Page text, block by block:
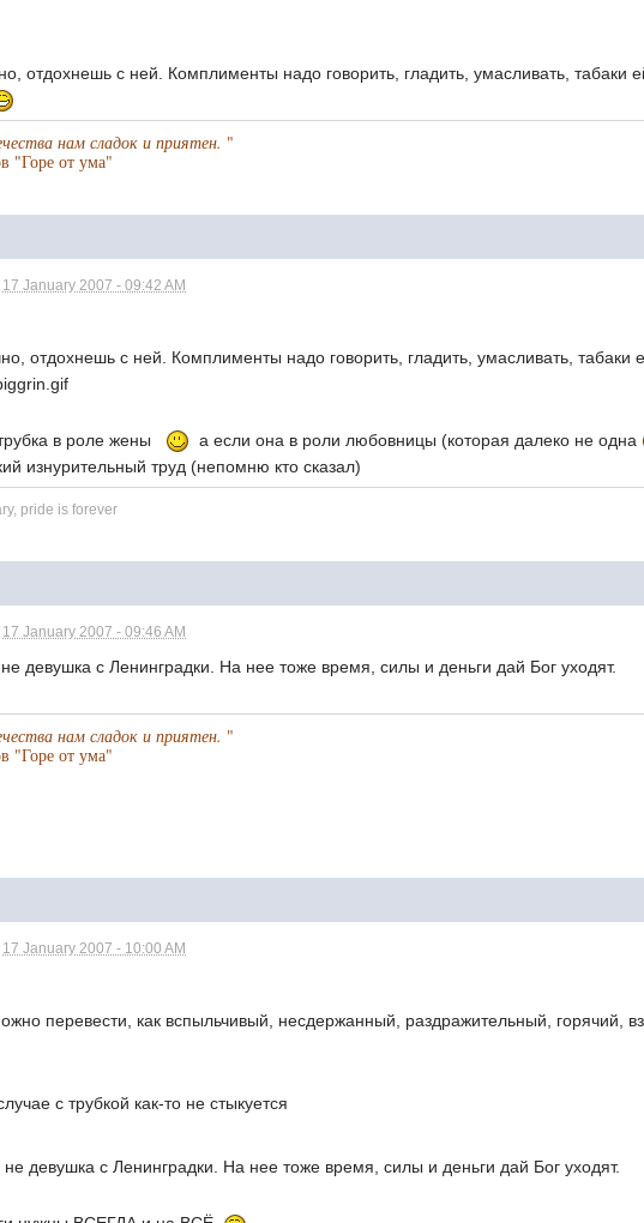
отдохнешь с ней. Комплименты надо говорить, гладить, умасливать,
нам сладок и приятен. "
"Горе от ума"
17 January 2007 - 09:42 AM
отдохнешь с ней. Комплименты надо говорить, гладить, умасливать,
в роле жены а если она в роли любовницы (которая далеко не одна
изнурительный труд (непомню кто сказал)
pride is forever
17 January 2007 - 09:46 AM
девушка с Ленинградки. На нее тоже время, силы и деньги дай Бог уходят.
нам сладок и приятен. "
"Горе от ума"
17 January 2007 - 10:00 AM
перевести, как вспыльчивый, несдержанный, раздражительный, горячий,
с трубкой как-то не стыкуется
девушка с Ленинградки. На нее тоже время, силы и деньги дай Бог уходят.